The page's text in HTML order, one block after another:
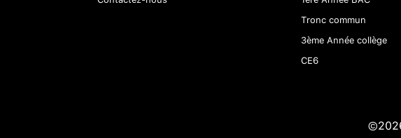
Tronc commun
3ème Année collège
CE6